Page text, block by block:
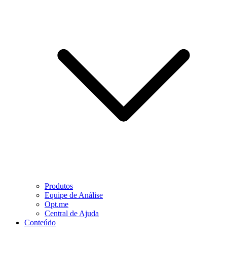
Produtos
Equipe de Análise
Opt.me
Central de Ajuda
Conteúdo